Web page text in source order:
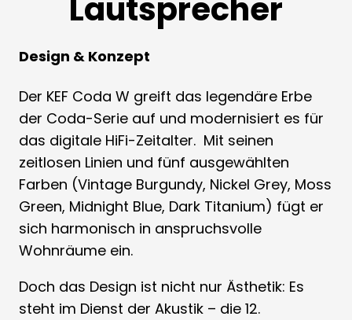
Lautsprecher
Design & Konzept
Der KEF Coda W greift das legendäre Erbe
der Coda-Serie auf und modernisiert es für
das digitale HiFi-Zeitalter. Mit seinen
zeitlosen Linien und fünf ausgewählten
Farben (Vintage Burgundy, Nickel Grey, Moss
Green, Midnight Blue, Dark Titanium) fügt er
sich harmonisch in anspruchsvolle
Wohnräume ein.
Doch das Design ist nicht nur Ästhetik: Es
steht im Dienst der Akustik – die 12.